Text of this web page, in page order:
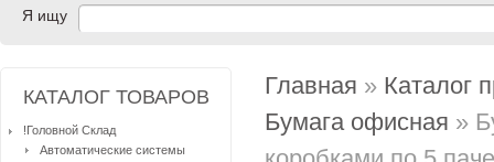
Я ищу
Главная » Каталог
Бумага офисная »
КАТАЛОГ ТОВАРОВ
!Головной Склад
Автоматические системы